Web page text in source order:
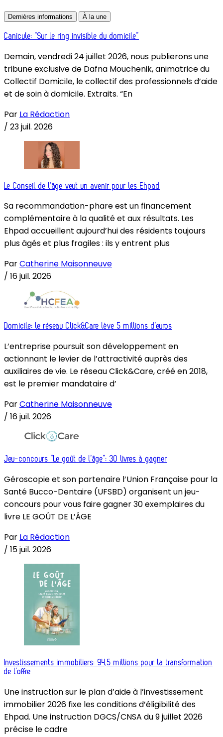
Dernières informations À la une
Canicule: “Sur le ring invisible du domicile”
Demain, vendredi 24 juillet 2026, nous publierons une
tribune exclusive de Dafna Mouchenik, animatrice du
Collectif Domicile, le collectif des professionnels d’aide
et de soin à domicile. Extraits. “En
Par La Rédaction
/ 23 juil. 2026
Le Conseil de l’âge veut un avenir pour les Ehpad
Sa recommandation-phare est un financement
complémentaire à la qualité et aux résultats. Les
Ehpad accueillent aujourd’hui des résidents toujours
plus âgés et plus fragiles : ils y entrent plus
ParCatherine Maisonneuve
/ 16 juil. 2026
Domicile: le réseau Click&Care lève 5 millions d’euros
L’entreprise poursuit son développement en
actionnant le levier de l’attractivité auprès des
auxiliaires de vie. Le réseau Click&Care, créé en 2018,
est le premier mandataire d’
ParCatherine Maisonneuve
/ 16 juil. 2026
Jeu-concours “Le goût de l’âge”: 30 livres à gagner
Géroscopie et son partenaire l’Union Française pour la
Santé Bucco-Dentaire (UFSBD) organisent un jeu-
concours pour vous faire gagner 30 exemplaires du
livre LE GOÛT DE L’ÂGE
Par La Rédaction
/ 15 juil. 2026
Investissements immobiliers: 94,5 millions pour la transformation
de l’offre
Une instruction sur le plan d’aide à l’investissement
immobilier 2026 fixe les conditions d’éligibilité des
Ehpad. Une instruction DGCS/CNSA du 9 juillet 2026
précise le cadre